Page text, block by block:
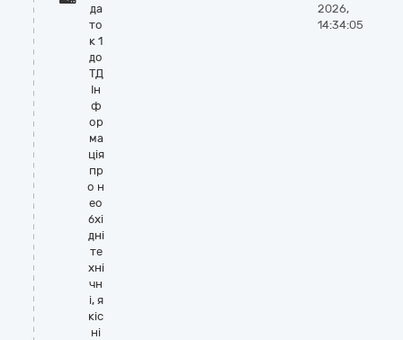
да
то
к 1
до
ТД
Ін
ф
ор
ма
ція
пр
о н
ео
бхі
дні
те
хні
чн
і, я
кіс
ні
2026,
14:34:05